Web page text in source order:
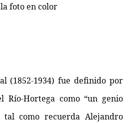
foto en color
(1852-1934) fue definido por
Río-Hortega como “un genio
tal como recuerda Alejandro